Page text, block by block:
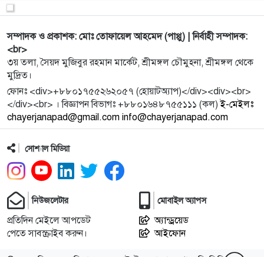
এসএসসি পরীক্ষায় পাসের হার ৬৮ দশমিক ৪৫, কমেছে
10
১৭ মাসের বকেয়া প্রভিডেন্ট ফান্ডের দাবিতে শ্রীমঙ্গলে তিন
বাগা
11
মৌলভীবাজারসহ আরো ৩ জেলা বন্যা শঙ্কায়
12
শ্রীমঙ্গলে পুলিশের পাশে আওয়ামী লীগ নেতাকে বসিয়ে
13
শ্রীমঙ্গলে ১৮ ফুট লম্বা অজগর উদ্ধার, বন বিভাগের কাছে
হস্তান্
14
সম্পাদক ও প্রকাশক: মোঃ তোফায়েল আহমেদ (পাপ্পু) | নির্বাহী সম্পাদক:
<br>
৩য় তলা, সৈয়দ মুজিবুর রহমান মার্কেট, শ্রীমঙ্গল চৌমুহনা, শ্রীমঙ্গল থেকে
মুদ্রিত।
ফোনঃ <div>+৮৮০১৭৫৫২৬২০৫৭ (হোয়াটঅ্যাপ)</div><div><br>
</div><br> । বিজ্ঞাপন বিভাগঃ +৮৮০১৬৪৮৭৫৫১১১ (কল)ই-মেইলঃ
chayerjanapad@gmail.com info@chayerjanapad.com
সোশ্যাল মিডিয়া
নিউজলেটার
প্রতিদিন মেইলে আপডেট
পেতে সাবস্ক্রাইব করুন।
মোবাইল অ্যাপস
অ্যান্ড্রয়েড
আইফোন